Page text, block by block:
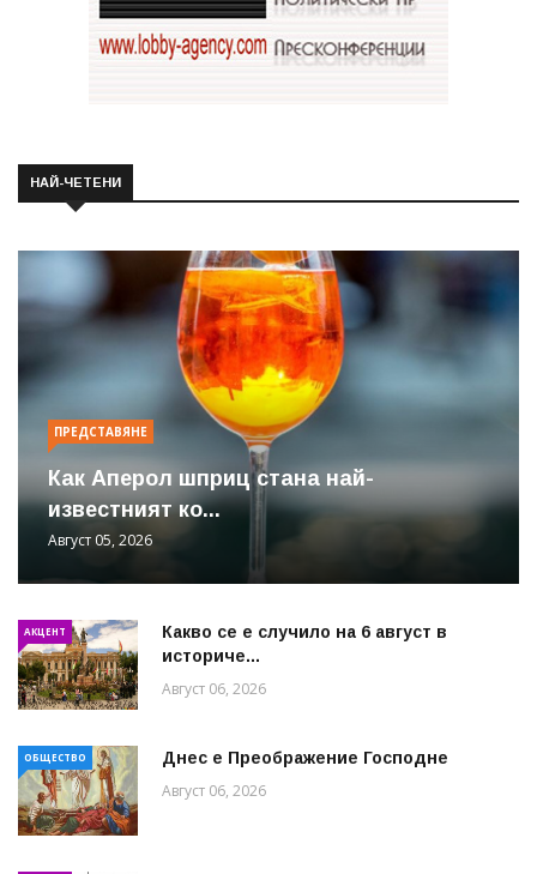
НАЙ-ЧЕТЕНИ
ПРЕДСТАВЯНЕ
Как Аперол шприц стана най-
известният ко...
Август 05, 2026
АКЦЕНТ
Какво се е случило на 6 август в
историче...
Август 06, 2026
ОБЩЕСТВО Днес е Преображение Господне
Август 06, 2026